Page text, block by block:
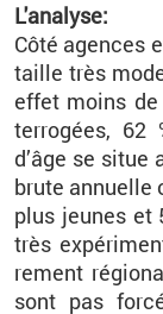
L'ana­lyse:
Côté agences
taille très
effet moins
ter­ro­gées, 62
d’âge se situe
brute an­nuelle
plus jeunes et
très
re­ment
sont pas